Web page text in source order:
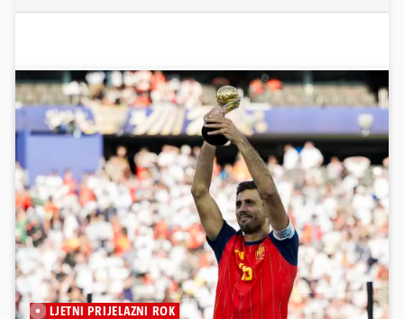
LJETNI PRIJELAZNI ROK